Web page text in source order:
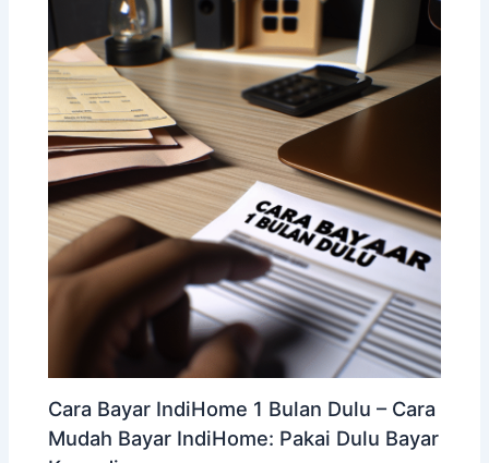
Cara Bayar IndiHome 1 Bulan Dulu – Cara
Mudah Bayar IndiHome: Pakai Dulu Bayar